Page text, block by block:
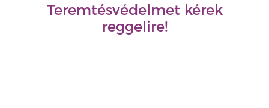
Teremtésvédelmet kérek
reggelire!